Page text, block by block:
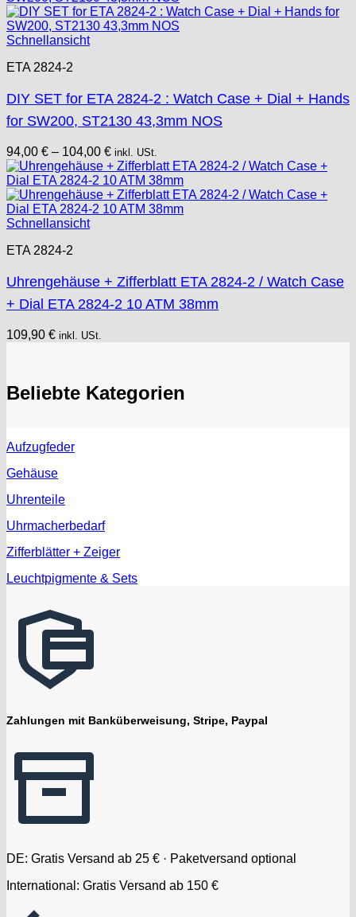
Schnellansicht
ETA 2824-2
DIY SET for ETA 2824-2 : Watch Case + Dial + Hands
for SW200, ST2130 43,3mm NOS
94,00 € – 104,00 € inkl. USt.
Schnellansicht
ETA 2824-2
Uhrengehäuse + Zifferblatt ETA 2824-2 / Watch Case
+ Dial ETA 2824-2 10 ATM 38mm
109,90 € inkl. USt.
Beliebte Kategorien
Aufzugfeder
Gehäuse
Uhrenteile
Uhrmacherbedarf
Zifferblätter + Zeiger
Leuchtpigmente & Sets
Zahlungen mit Banküberweisung, Stripe, Paypal
DE: Gratis Versand ab 25 € · Paketversand optional
International: Gratis Versand ab 150 €